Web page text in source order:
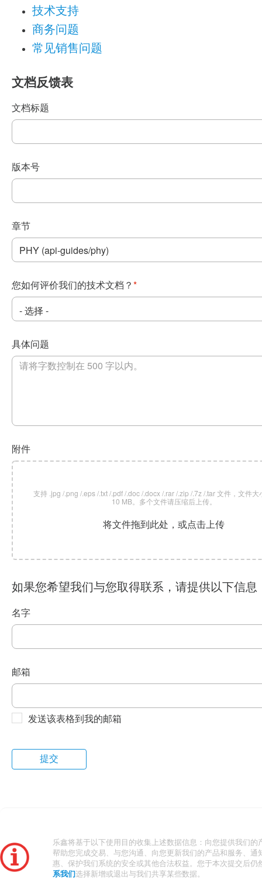
技术支持
商务问题
常见销售问题
文档反馈表
文档标题
版本号
章节
您如何评价我们的技术文档？ *
具体问题
附件
支持 .jpg /.png /.eps /.txt /.pdf /.doc /.docx /.rar /.zip /.7z /.tar 文件，文件大
10 MB。多个文件请压缩后上传。
将文件拖到此处，或点击上传
如果您希望我们与您取得联系，请提供以下信息
名字
邮箱
发送该表格到我的邮箱
乐鑫将基于以下使用目的收集上述数据信息：向您提供我们的
帮助您完成交易、与您沟通、向您更新我们的产品和服务、通
惠、保护我们系统的安全或其他合法权益。您于本次提交后仍
系我们 选择新增或退出与我们共享某些数据。